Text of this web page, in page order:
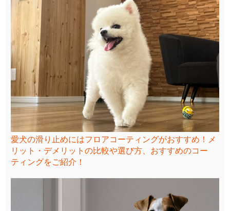
愛犬の滑り止めにはフロアコーティングがおすすめ！メ
リット・デメリットの比較や選び方、おすすめのコー
ティングをご紹介！